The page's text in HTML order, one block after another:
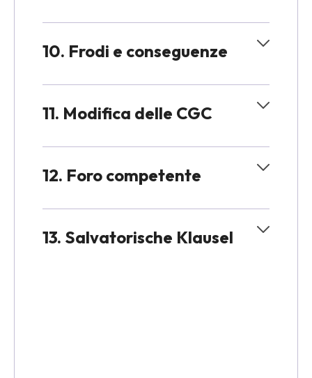
10. Frodi e conseguenze
11. Modifica delle CGC
12. Foro competente
13. Salvatorische Klausel